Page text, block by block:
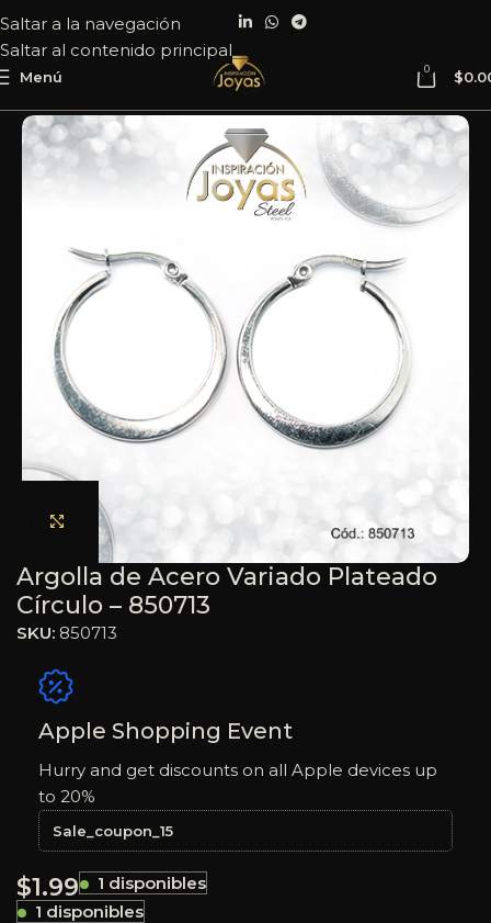
Saltar a la navegación
Saltar al contenido principal
Menú 0 $
Haga clic para ampliar
Argolla de Acero Variado Plateado
Círculo – 850713
SKU: 850713
Apple Shopping Event
Hurry and get discounts on all Apple devices up
to 20%
Sale_coupon_15
$1.99
1 disponibles
1 disponibles